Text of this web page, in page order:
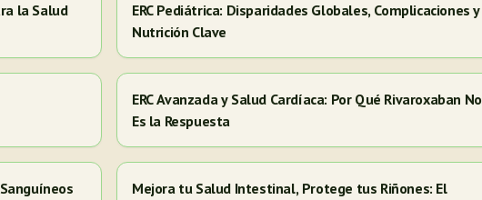
la Salud
ERC Pediátrica: Disparidades Globales, Complicaciones y
Nutrición Clave
ERC Avanzada y Salud Cardíaca: Por Qué Rivaroxaban No
Es la Respuesta
Mejora tu Salud Intestinal, Protege tus Riñones: El